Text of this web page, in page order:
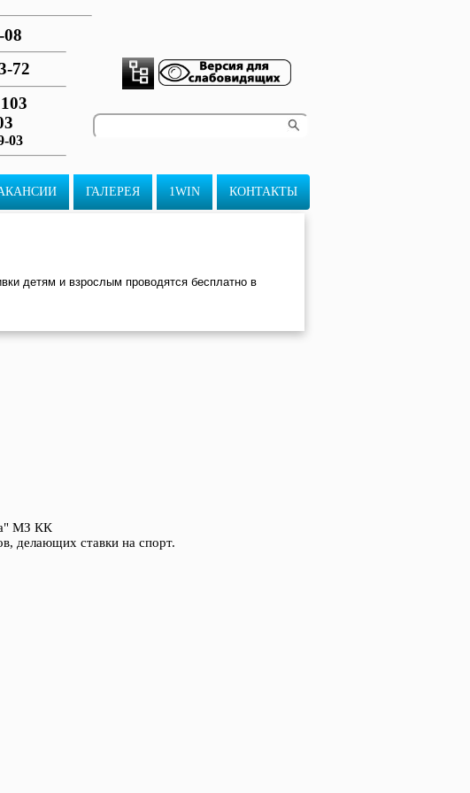
03
ГАЛЕРЕЯ 1WIN КОНТАКТЫ
детям и взрослым проводятся бесплатно в
МЗ КК
делающих ставки на спорт.